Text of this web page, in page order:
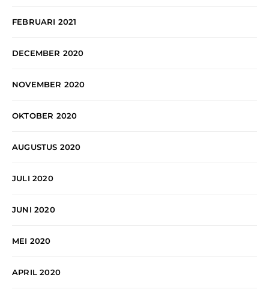
FEBRUARI 2021
DECEMBER 2020
NOVEMBER 2020
OKTOBER 2020
AUGUSTUS 2020
JULI 2020
JUNI 2020
MEI 2020
APRIL 2020